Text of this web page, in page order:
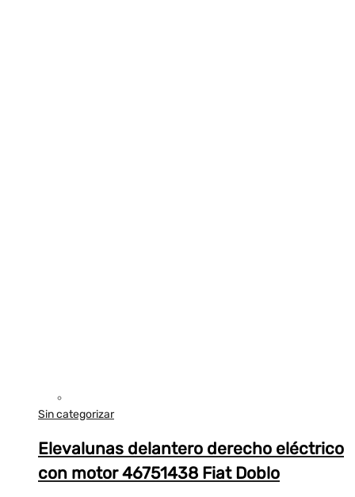
Sin categorizar
Elevalunas delantero derecho eléctrico
con motor 46751438 Fiat Doblo